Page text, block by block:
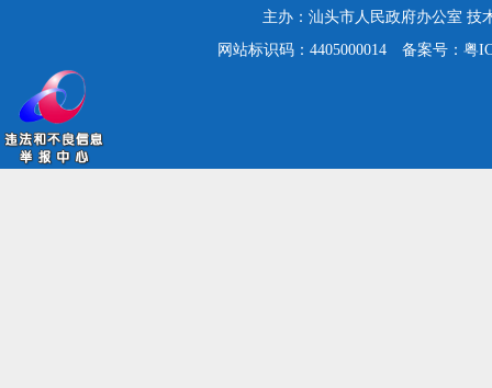
主办：汕头市人民政府办公室 技
网站标识码：4405000014
备案号：粤